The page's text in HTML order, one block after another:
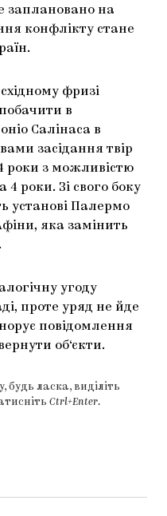
заплановано на
конфлікту стане
фризі
в
Салінаса в
засідання твір
роки з можливістю
роки. Зі свого боку
установі Палермо
яка замінить
угоду
проте уряд не йде
повідомлення
об‘єкти.
ласка, виділіть
Ctrl+Enter.